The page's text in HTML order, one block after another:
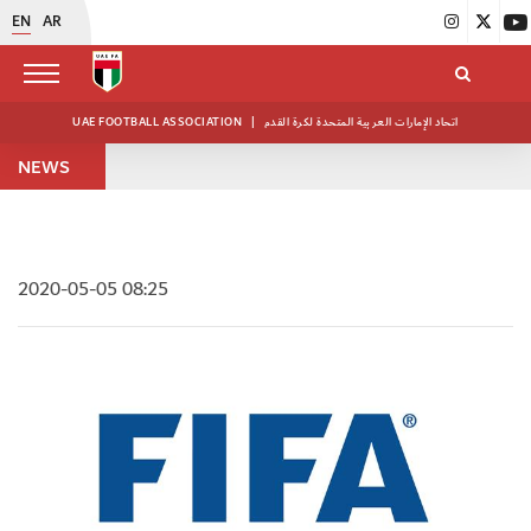
EN AR
UAE FOOTBALL ASSOCIATION | اتحاد الإمارات العربية المتحدة لكرة القدم
NEWS
2020-05-05 08:25